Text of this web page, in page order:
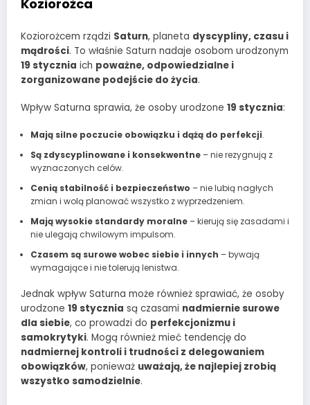
Koziorożca
Koziorożcem rządzi Saturn, planeta dyscypliny, czasu i
mądrości. To właśnie Saturn nadaje osobom urodzonym
19 stycznia ich poważne, odpowiedzialne i
zorganizowane podejście do życia.
Wpływ Saturna sprawia, że osoby urodzone 19 stycznia:
Mają silne poczucie obowiązku i dążą do perfekcji.
Są zdyscyplinowane i konsekwentne– nie rezygnują z
wyznaczonych celów.
Cenią stabilność i bezpieczeństwo – nie lubią nagłych
zmian i wolą planować wszystko z wyprzedzeniem.
Mają wysokie standardy moralne– kierują się zasadami i
nie ulegają chwilowym impulsom.
Czasem są surowe wobec siebie i innych – bywają
wymagające i nie tolerują lenistwa.
Jednak wpływ Saturna może również sprawiać, że osoby
urodzone 19 stycznia są czasami nadmiernie surowe
dla siebie, co prowadzi do perfekcjonizmu i
samokrytyki. Mogą również mieć tendencję do
nadmiernej kontroli i trudności z delegowaniem
obowiązków, ponieważ uważają, że najlepiej zrobią
wszystko samodzielnie.